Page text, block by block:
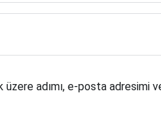
üzere adımı, e-posta adresimi